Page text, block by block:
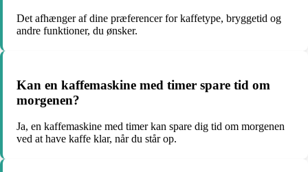
Det afhænger af dine præferencer for kaffetype, bryggetid og
andre funktioner, du ønsker.
Kan en kaffemaskine med timer spare tid om
morgenen?
Ja, en kaffemaskine med timer kan spare dig tid om morgenen
ved at have kaffe klar, når du står op.